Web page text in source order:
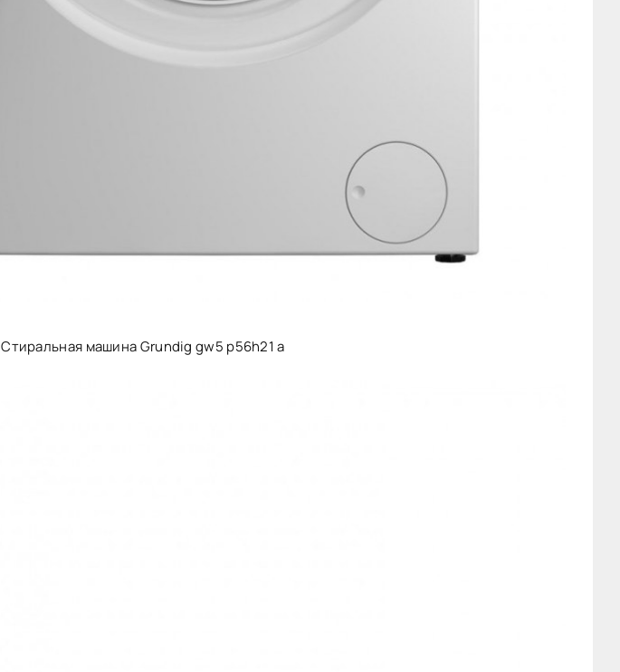
Стиральная машина Grundig gw5 p56h21 a